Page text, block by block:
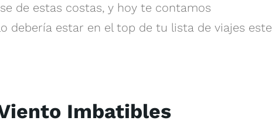
de estas costas, y hoy te contamos
debería estar en el top de tu lista de viajes este
Imbatibles